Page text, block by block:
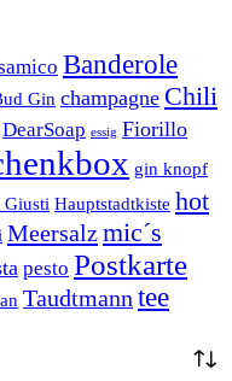
Banderole
Gin champagne Chili
DearSoap essig Fiorillo
gin knopf
Giusti Hauptstadtkiste hot
Meersalzmic´s
pesto Postkarte
Taudtmann tee